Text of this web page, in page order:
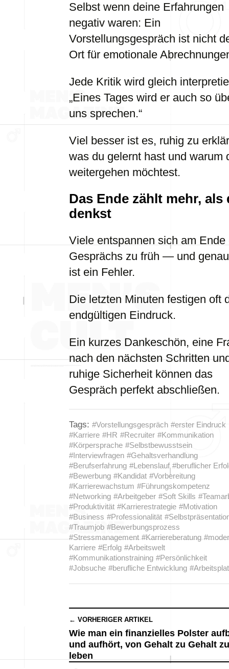
Selbst wenn deine Erfahrungen
negativ waren: Ein
Vorstellungsgespräch ist nicht
Ort für emotionale
Jede Kritik wird gleich
„Eines Tages wird er auch so
uns sprechen.“
Viel besser ist es, ruhig zu
was du gelernt hast und warum
weitergehen möchtest.
Das Ende zählt mehr, als
denkst
Viele entspannen sich am Ende
Gesprächs zu früh — und
ist ein Fehler.
Die letzten Minuten festigen oft
endgültigen Eindruck.
Ein kurzes Dankeschön, eine
nach den nächsten Schritten
ruhige Sicherheit können das
Gespräch perfekt abschließen.
Tags: #Vorstellungsgespräch #erster Eindruck
#Karriere #HR #Recruiter #Kommunikation
#Körpersprache #Selbstbewusstsein
#Interviewfragen #Gehaltsverhandlung
#Berufserfahrung #Lebenslauf #beruflicher
#Bewerbung #Kandidat #Vorbereitung
#Karrierewachstum #Führungskompetenz
#Networking #Arbeitgeber #Soft Skills
#Produktivität #Karrierestrategie #Motivation
#Business #Professionalität
#Traumjob #Bewerbungsprozess
#Stressmanagement #Karriereberatung
Karriere #Erfolg #Arbeitswelt
#Kommunikationstraining #Persönlichkeit
#Jobsuche #berufliche Entwicklung
← VORHERIGER ARTIKEL
Wie man ein finanzielles Polster
und aufhört, von Gehalt zu Gehalt zu
leben